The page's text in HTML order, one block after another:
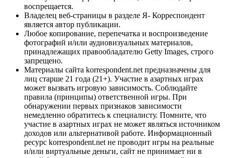
воспрещается.
Владелец веб-страницы в разделе Я- Корреспондент
является автор публикации.
Любое копирование, перепечатка и воспроизведение
фотографий и/или аудиовизуальных материалов,
принадлежащих правообладателю Getty Images, строго
запрещено.
Материалы сайта korrespondent.net предназначены для
лиц старше 21 года (21+). Участие в азартных играх
может вызвать игровую зависимость. Соблюдайте
правила (принципы) ответственной игры. При
обнаружении первых признаков зависимости
немедленно обратитесь к специалисту. Помните, что
участие в азартных играх не может являться источником
доходов или альтернативой работе. Информационный
ресурс korrespondent.net не проводит игры на реальные
и/или виртуальные деньги, сайт не принимает ни в